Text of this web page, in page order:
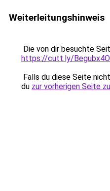
Weiterleitungshinweis
Die von dir besuchte
https://cutt.ly/Begubx4O
Falls du diese Seite
du zur vorherigen Seite